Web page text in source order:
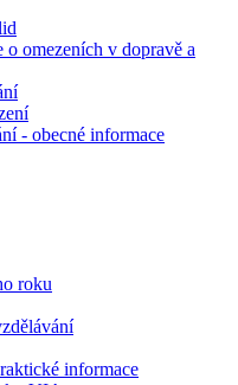
omezeních v dopravě a
- obecné informace
roku
informace